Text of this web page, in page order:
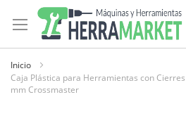
al
contenido
Inicio
Caja Plástica para Herramientas con
mm Crossmaster